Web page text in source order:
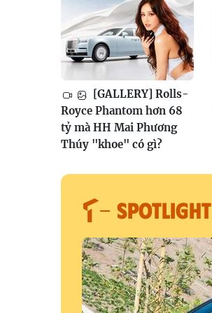
[GALLERY] Rolls-
Royce Phantom hơn 68
tỷ mà HH Mai Phương
Thúy "khoe" có gì?
SPOTLIGHT